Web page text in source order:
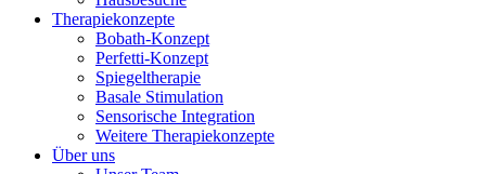
Therapiekonzepte
Bobath-Konzept
Perfetti-Konzept
Spiegeltherapie
Basale Stimulation
Sensorische Integration
Weitere Therapiekonzepte
Über uns